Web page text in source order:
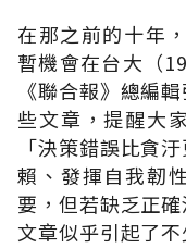
在那之前的十年
暫機會在台大（
《聯合報》總編
些文章，提醒大
「決策錯誤比貪
賴、發揮自我韌
要，但若缺乏正
文章似乎引起了